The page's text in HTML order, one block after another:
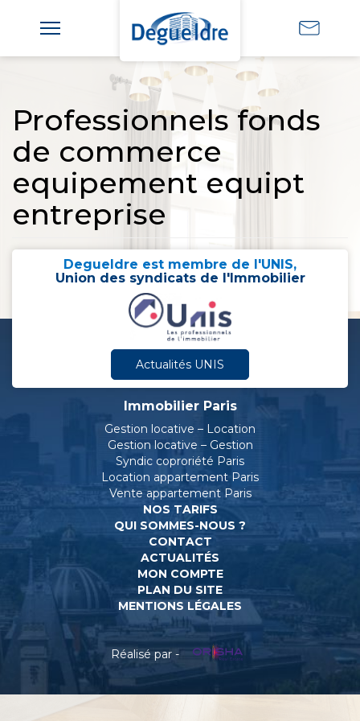
Professionnels fonds
de commerce
equipement equipt
entreprise
Degueldre est membre de l'UNIS,
Union des syndicats de l'Immobilier
Actualités UNIS
Immobilier Paris
Gestion locative – Location
Gestion locative – Gestion
Syndic coproriété Paris
Location appartement Paris
Vente appartement Paris
NOS TARIFS
QUI SOMMES-NOUS ?
CONTACT
ACTUALITÉS
MON COMPTE
PLAN DU SITE
MENTIONS LÉGALES
Réalisé par -